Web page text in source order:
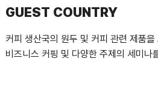
GUEST COUNTRY
커피 생산국의 원두 및 커피 관련 제품
비즈니스 커핑 및 다양한 주제의 세미나